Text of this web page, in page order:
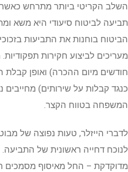
השלב הקריטי ביותר מתרחש
תביעה לביטוח סיעודי היא משא
הביטוח בוחנות את התביעות
חודשים מיום ההכרה) ואופן קבלת
כנגד קבלות על שירותים) מחייבים
המשפחה בטווח הקצר.
לדברי הייזלר, טעות נפוצה של
לנוכח דחייה ראשונית של
מדוקדקת – החל מאיסוף מסמכים